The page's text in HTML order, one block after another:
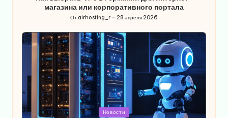
магазина или корпоративного портала
Запись
от
От airhosting_r 28 апреля 2026
Опубликовано
Новости